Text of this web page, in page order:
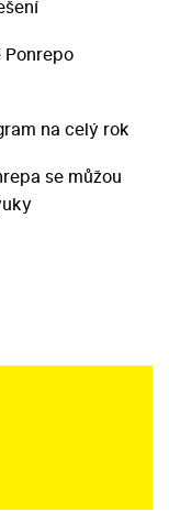
na celý rok
se můžou